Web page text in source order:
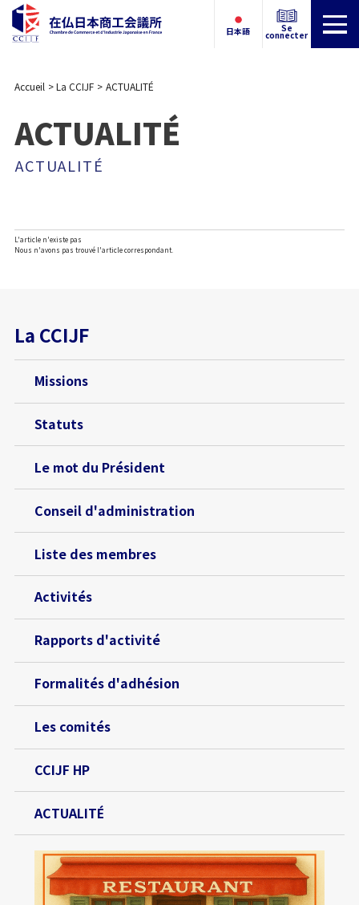
日本語 Se
connecter
Accueil La CCIJF ACTUALITÉ
ACTUALITÉ
ACTUALITÉ
L'article n'existe pas
Nous n'avons pas trouvé l'article correspondant.
La CCIJF
Missions
Statuts
Le mot du Président
Conseil d'administration
Liste des membres
Activités
Rapports d'activité
Formalités d'adhésion
Les comités
CCIJF HP
ACTUALITÉ